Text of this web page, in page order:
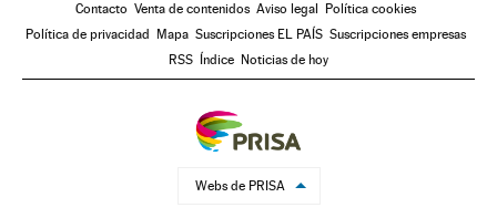
Contacto Venta de contenidos Aviso legal
Política cookies
Política de privacidad
Mapa Suscripciones EL PAÍS Suscripciones empresas
RSS
Índice Noticias de hoy
Webs de PRISA